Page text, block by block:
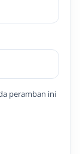
peramban ini